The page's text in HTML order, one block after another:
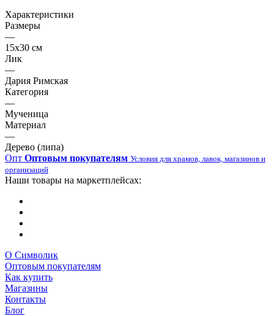
Характеристики
Размеры
—
15х30 см
Лик
—
Дария Римская
Категория
—
Мученица
Материал
—
Дерево (липа)
Опт Оптовым покупателям Условия для храмов, лавок, магазинов и
организаций
Наши товары на маркетплейсах:
О Символик
Оптовым покупателям
Как купить
Магазины
Контакты
Блог